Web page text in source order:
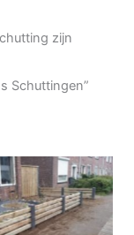
zijn
Schuttingen”
voortuin